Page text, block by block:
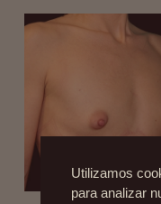
Utilizamos
para analizar